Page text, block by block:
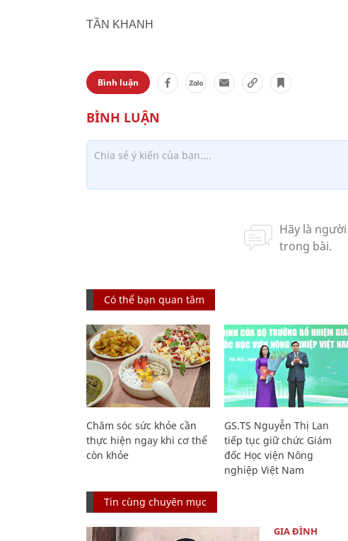
TẦN KHANH
Bình luận
Có thể bạn quan tâm
Chăm sóc sức khỏe cần
thực hiện ngay khi cơ thể
còn khỏe
GS.TS Nguyễn Thị Lan
tiếp tục giữ chức Giám
đốc Học viện Nông
nghiệp Việt Nam
Tin cùng chuyên mục
GIA ĐÌNH